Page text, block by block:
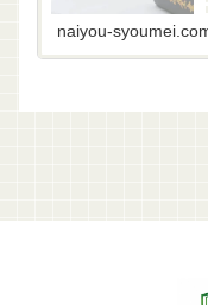
naiyou-